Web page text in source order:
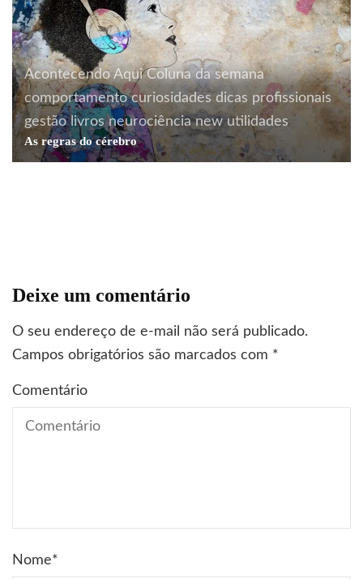
Acontecendo Aqui Coluna da semana
comportamento curiosidades dicas profissionais
gestão livros neurociência new utilidades
As regras do cérebro
comunicação design gestão identidade
corporativa marketing tipografia
7 exemplos de design da contradição
Acontecendo Aqui Coluna da semana
curiosidades dicas profissionais inovação
Deixe um comentário
O seu endereço de e-mail não será publicado.
Campos obrigatórios são marcados com *
Comentário
Nome*